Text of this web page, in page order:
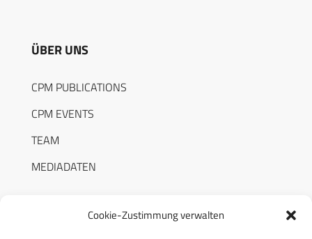
Cookie-Zustimmung verwalten
ÜBER UNS
CPM PUBLICATIONS
CPM EVENTS
TEAM
MEDIADATEN